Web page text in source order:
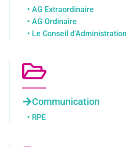
• AG Extraordinaire
• AG Ordinaire
• Le Conseil d'Administration
Communication
• RPE